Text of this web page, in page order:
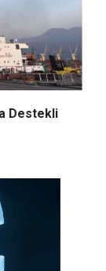
Destekli